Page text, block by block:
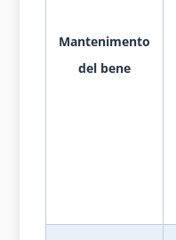
Mantenimento
del bene